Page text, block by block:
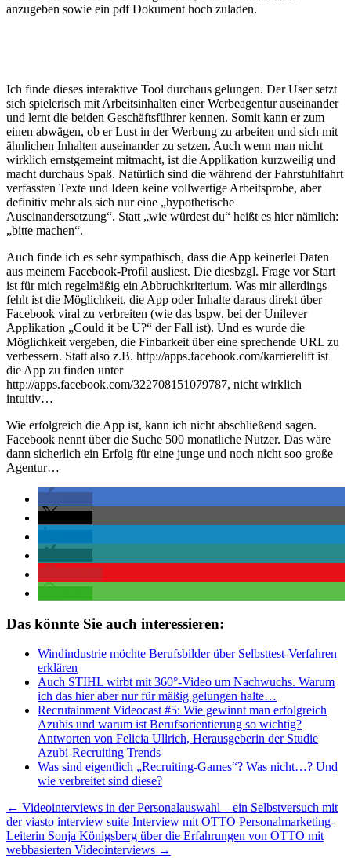
anzugeben sowie ein pdf Dokument hoch zuladen.
Ich finde dieses interaktive Tool durchaus gelungen. Der User setzt
sich spielerisch mit Arbeitsinhalten einer Werbeagentur auseinander
und lernt die beiden Geschäftsführer kennen. Somit kann er zum
einen abwägen, ob er Lust in der Werbung zu arbeiten und sich mit
ähnlichen Inhalten auseinander zu setzen. Auch wenn man nicht
wirklich ernstgemeint mitmacht, ist die Applikation kurzweilig und
macht durchaus Spaß. Natürlich sind die während der Fahrstuhlfahrt
verfassten Texte und Ideen keine vollwertige Arbeitsprobe, aber
definitiv mehr als sich nur eine „hypothetische
Auseinandersetzung“. Statt „wie würdest du“ heißt es hier nämlich:
„bitte machen“.
Auch finde ich es sehr sympathisch, dass die App keinerlei Daten
aus meinem Facebook-Profil ausliest. Die diesbzgl. Frage vor Start
ist für mich regelmäßig ein Abbruchkriterium. Was mir allerdings
fehlt ist die Möglichkeit, die App oder Inhalte daraus direkt über
Facebook viral zu verbreiten (wie das bspw. bei der Unilever
Applikation „Could it be U?“ der Fall ist). Und es wurde die
Möglichkeit vergeben, die Finbarkeit über eine sprechende URL zu
verbessern. Statt also z.B. http://apps.facebook.com/karrierelift ist
die App zu finden unter
http://apps.facebook.com/322708151079787, nicht wirklich
intuitiv…
Wie erfolgreich die App ist, kann ich nicht abschließend sagen.
Facebook nennt über die Suche 500 monatliche Nutzer. Das wäre
dann sicherlich ein Erfolg für eine junge und noch nicht soo große
Agentur…
Das könnte Sie auch interessieren:
Windindustrie möchte Berufsbilder über Selbsttest-Verfahren
erklären
Auch STIHL wirbt mit 360°-Video um Nachwuchs. Warum
ich das hier aber nur für mäßig gelungen halte…
Recrutainment Videocast #5: Wie gewinnt man erfolgreich
Azubis und warum ist Berufsorientierung so wichtig?
Antworten von Felicia Ullrich, Herausgeberin der Studie
Azubi-Recruiting Trends
Was sind eigentlich „Recruiting-Games“? Was nicht…? Und
wie verbreitet sind diese?
Beitragsnavigation
← Videointerviews in der Personalauswahl – ein Selbstversuch mit
der viasto interview suite Interview mit OTTO Personalmarketing-
Leiterin Sonja Königsberg über die Erfahrungen von OTTO mit
webbasierten Videointerviews →